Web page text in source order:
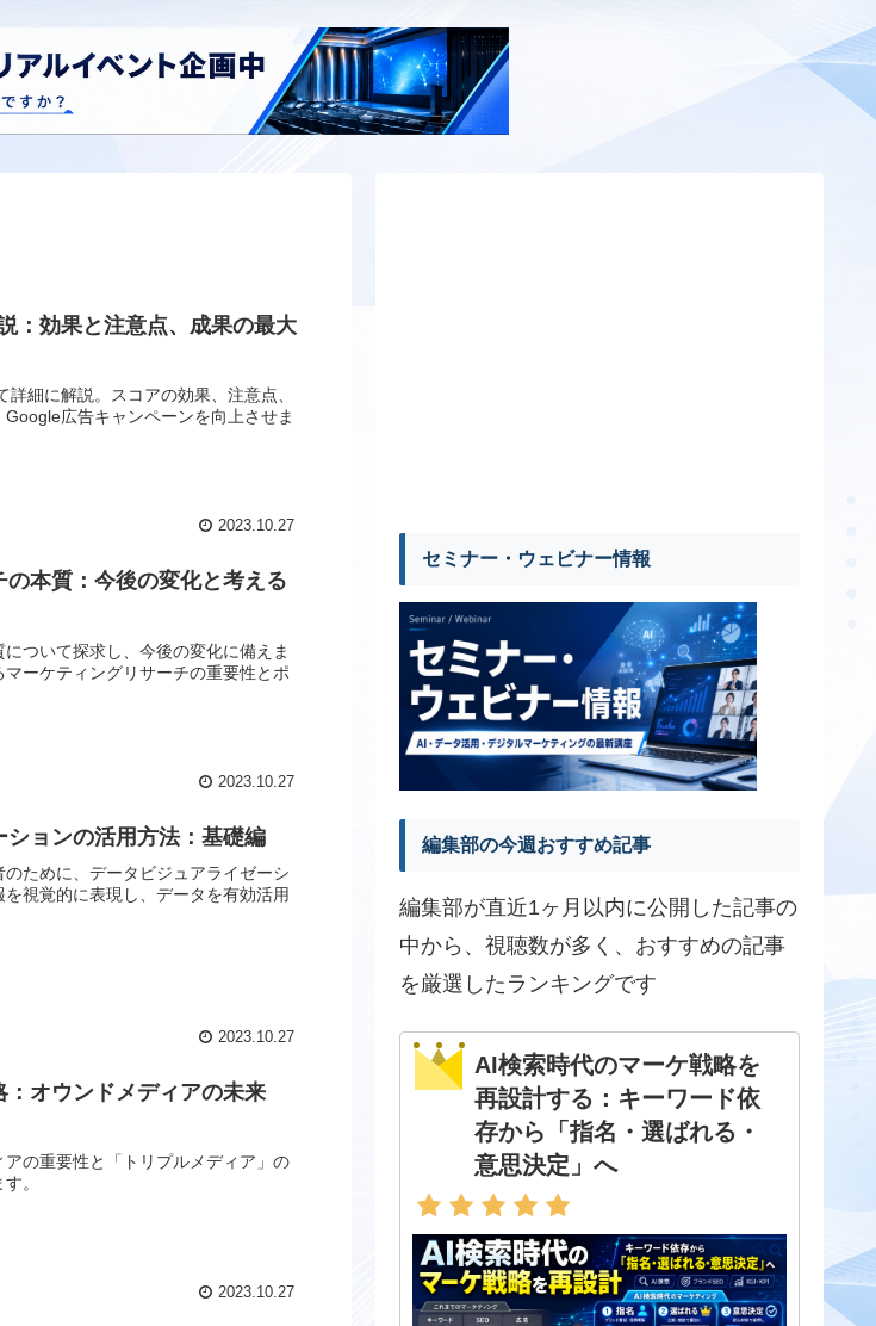
：効果と注意点、成果の最大
細に解説。スコアの効果、注意点、
広告キャンペーンを向上させま
2023.10.27
本質：今後の変化と考える
ついて探求し、今後の変化に備えま
ーケティングリサーチの重要性とポ
2023.10.27
ョンの活用方法：基礎編
ために、データビジュアライゼーシ
視覚的に表現し、データを有効活用
2023.10.27
：オウンドメディアの未来
の重要性と「トリプルメディア」の
。
2023.10.27
セミナー・ウェビナー情報
編集部の今週おすすめ記事
編集部が直近1ヶ月以内に公開した記事の
中から、視聴数が多く、おすすめの記事
を厳選したランキングです
AI検索時代のマーケ戦略を
再設計する：キーワード依
存から「指名・選ばれる・
意思決定」へ